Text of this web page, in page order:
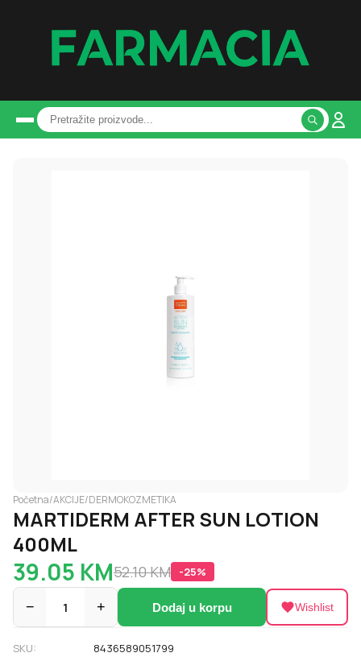
Početna/AKCIJE/DERMOKOZMETIKA
MARTIDERM AFTER SUN LOTION
400ML
39.05 KM52.10KM -25%
− 1 + Dodaj u korpu Wishlist
SKU:
8436589051799